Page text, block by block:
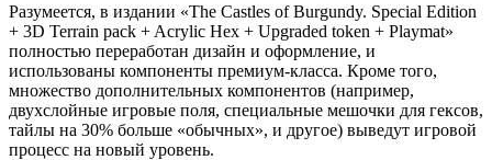
Разумеется, в издании «The Castles of Burgundy. Special Edition
+ 3D Terrain pack + Acrylic Hex + Upgraded token + Playmat»
полностью переработан дизайн и оформление, и
использованы компоненты премиум-класса. Кроме того,
множество дополнительных компонентов (например,
двухслойные игровые поля, специальные мешочки для гексов,
тайлы на 30% больше «обычных», и другое) выведут игровой
процесс на новый уровень.